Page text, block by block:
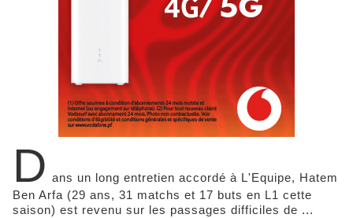
D ans un long entretien accordé à L'Equipe, Hatem
Ben Arfa (29 ans, 31 matchs et 17 buts en L1 cette
saison) est revenu sur les passages difficiles de ...